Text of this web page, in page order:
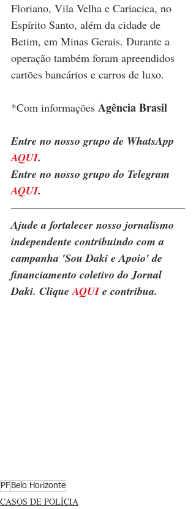
Floriano, Vila Velha e Cariacica, no
Espírito Santo, além da cidade de
Betim, em Minas Gerais. Durante a
operação também foram apreendidos
cartões bancários e carros de luxo.
*Com informações Agência Brasil
Entre no nosso grupo de WhatsApp
AQUI.
Entre no nosso grupo do Telegram
AQUI.
Ajude a fortalecer nosso jornalismo
independente contribuindo com a
campanha 'Sou Daki e Apoio' de
financiamento coletivo do Jornal
Daki. Clique AQUI e contribua.
PF Belo Horizonte
CASOS DE POLÍCIA